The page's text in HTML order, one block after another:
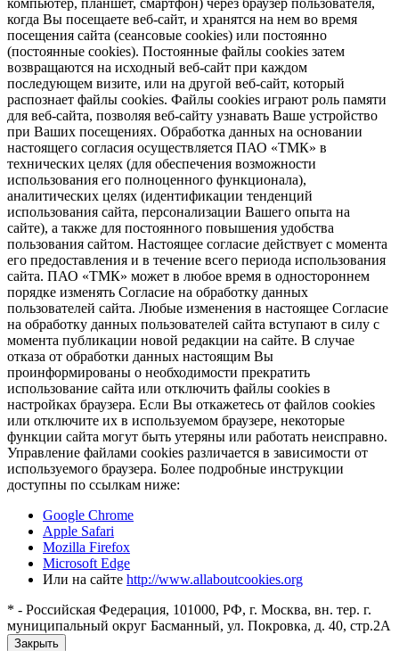
когда Вы посещаете веб-сайт, и хранятся на нем во время
посещения сайта (сеансовые cookies) или постоянно
(постоянные cookies). Постоянные файлы cookies затем
возвращаются на исходный веб-сайт при каждом
последующем визите, или на другой веб-сайт, который
распознает файлы cookies. Файлы cookies играют роль памяти
для веб-сайта, позволяя веб-сайту узнавать Ваше устройство
при Ваших посещениях. Обработка данных на основании
настоящего согласия осуществляется ПАО «ТМК» в
технических целях (для обеспечения возможности
использования его полноценного функционала),
аналитических целях (идентификации тенденций
использования сайта, персонализации Вашего опыта на
сайте), а также для постоянного повышения удобства
пользования сайтом. Настоящее согласие действует с момента
его предоставления и в течение всего периода использования
сайта. ПАО «ТМК» может в любое время в одностороннем
порядке изменять Согласие на обработку данных
пользователей сайта. Любые изменения в настоящее Согласие
на обработку данных пользователей сайта вступают в силу с
момента публикации новой редакции на сайте. В случае
отказа от обработки данных настоящим Вы
проинформированы о необходимости прекратить
использование сайта или отключить файлы cookies в
настройках браузера. Если Вы откажетесь от файлов cookies
или отключите их в используемом браузере, некоторые
функции сайта могут быть утеряны или работать неисправно.
Управление файлами cookies различается в зависимости от
используемого браузера. Более подробные инструкции
доступны по ссылкам ниже:
Google Chrome
Apple Safari
Mozilla Firefox
Microsoft Edge
Или на сайте http://www.allaboutcookies.org
* - Российская Федерация, 101000, РФ, г. Москва, вн. тер. г.
муниципальный округ Басманный, ул. Покровка, д. 40, стр.2А
Закрыть